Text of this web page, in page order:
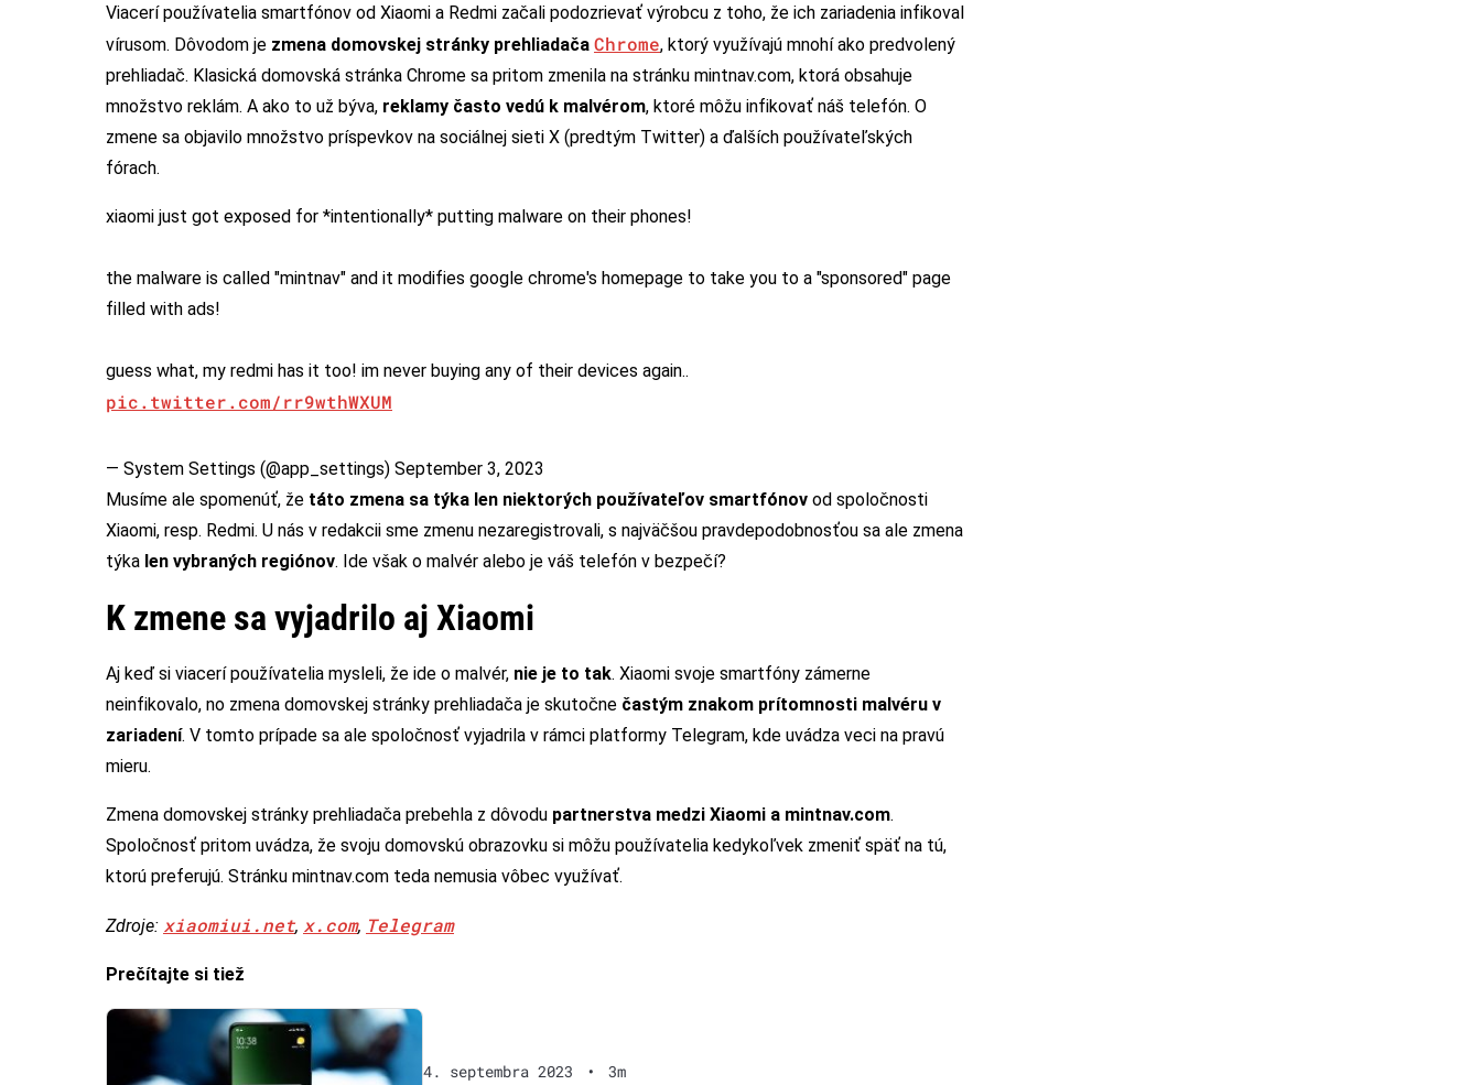
Viacerí používatelia smartfónov od Xiaomi a Redmi začali podozrievať výrobcu z toho, že ich zariadenia infikoval
vírusom. Dôvodom je zmena domovskej stránky prehliadača Chrome, ktorý využívajú mnohí ako predvolený
prehliadač. Klasická domovská stránka Chrome sa pritom zmenila na stránku mintnav.com, ktorá obsahuje
množstvo reklám. A ako to už býva, reklamy často vedú k malvérom, ktoré môžu infikovať náš telefón. O
zmene sa objavilo množstvo príspevkov na sociálnej sieti X (predtým Twitter) a ďalších používateľských
fórach.
xiaomi just got exposed for *intentionally* putting malware on their phones!
the malware is called "mintnav" and it modifies google chrome's homepage to take you to a "sponsored" page
filled with ads!
guess what, my redmi has it too! im never buying any of their devices again..
pic.twitter.com/rr9wthWXUM
— System Settings (@app_settings) September 3, 2023
Musíme ale spomenúť, že táto zmena sa týka len niektorých používateľov smartfónov od spoločnosti
Xiaomi, resp. Redmi. U nás v redakcii sme zmenu nezaregistrovali, s najväčšou pravdepodobnosťou sa ale zmena
týka len vybraných regiónov. Ide však o malvér alebo je váš telefón v bezpečí?
K zmene sa vyjadrilo aj Xiaomi
Aj keď si viacerí používatelia mysleli, že ide o malvér, nie je to tak. Xiaomi svoje smartfóny zámerne
neinfikovalo, no zmena domovskej stránky prehliadača je skutočne častým znakom prítomnosti malvéru v
zariadení. V tomto prípade sa ale spoločnosť vyjadrila v rámci platformy Telegram, kde uvádza veci na pravú
mieru.
Zmena domovskej stránky prehliadača prebehla z dôvodu partnerstva medzi Xiaomi a mintnav.com.
Spoločnosť pritom uvádza, že svoju domovskú obrazovku si môžu používatelia kedykoľvek zmeniť späť na tú,
ktorú preferujú. Stránku mintnav.com teda nemusia vôbec využívať.
Zdroje: xiaomiui.net, x.com, Telegram
Prečítajte si tiež
4. septembra 2023 • 3m